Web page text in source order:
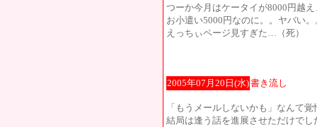
つーか今月はケータイが8000円越
お小遣い5000円なのに。。ヤバい。
えっちぃページ見すぎた…（死）
2005年07月20日(水)書き流し
「もうメールしないかも」なんて
結局は逢う話を進展させただけでし